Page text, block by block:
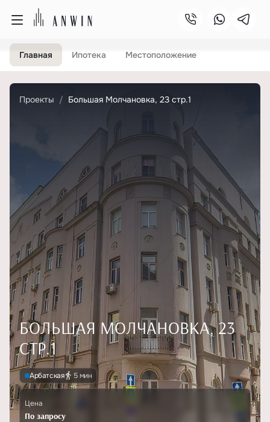
Главная Ипотека Местоположение
Проекты Большая Молчановка, 23 стр.1
БОЛЬШАЯ МОЛЧАНОВКА, 23
СТР.1
Арбатская 5 мин
Цена
По запросу